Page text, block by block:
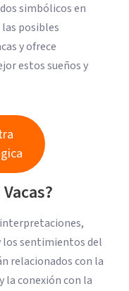
simbólicos en
posibles
y ofrece
estos sueños y
interpretaciones,
los sentimientos del
relacionados con la
la conexión con la